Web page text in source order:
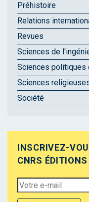
Préhistoire
Relations
Revues
Sciences de
Sciences politiques
Sciences
Société
INSCRIVEZ-
CNRS ÉDITIONS